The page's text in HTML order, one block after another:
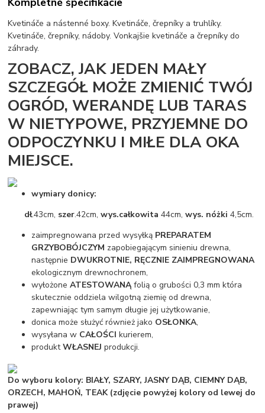
Kvetináče a nástenné boxy. Kvetináče, črepníky a truhlíky.
Kvetináče, črepníky, nádoby. Vonkajšie kvetináče a črepníky do
záhrady.
ZOBACZ, JAK JEDEN MAŁY
SZCZEGÓŁ MOŻE ZMIENIĆ TWÓJ
OGRÓD, WERANDĘ LUB TARAS
W NIETYPOWE, PRZYJEMNE DO
ODPOCZYNKU I MIŁE DLA OKA
MIEJSCE.
wymiary donicy:
dł.43cm, szer.42cm,wys.całkowita44cm,wys. nóżki4,5cm.
zaimpregnowana przed wysyłką PREPARATEM
GRZYBOBÓJCZYM zapobiegającym sinieniu drewna,
następnie DWUKROTNIE, RĘCZNIE ZAIMPREGNOWANA
ekologicznym drewnochronem,
wyłożoneATESTOWANĄfolią o grubości 0,3 mm która
skutecznie oddziela wilgotną ziemię od drewna,
zapewniając tym samym długie jej użytkowanie,
donica może służyć również jako OSŁONKA,
wysyłana w CAŁOŚCI kurierem,
produktWŁASNEJ produkcji.
Do wyboru kolory: BIAŁY, SZARY, JASNY DĄB, CIEMNY DĄB,
ORZECH, MAHOŃ, TEAK (zdjęcie powyżej kolory od lewej do
prawej)